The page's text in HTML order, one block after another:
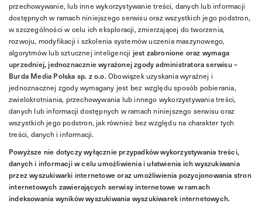
przechowywanie, lub inne wykorzystywanie treści, danych lub informacji
dostępnych w ramach niniejszego serwisu oraz wszystkich jego podstron,
w szczególności w celu ich eksploracji, zmierzającej do tworzenia,
rozwoju, modyfikacji i szkolenia systemów uczenia maszynowego,
algorytmów lub sztucznej inteligencji jest zabronione oraz wymaga
uprzedniej, jednoznacznie wyrażonej zgody administratora serwisu –
Burda Media Polska sp. z o.o.Obowiązek uzyskania wyraźnej i
jednoznacznej zgody wymagany jest bez względu sposób pobierania,
zwielokrotniania, przechowywania lub innego wykorzystywania treści,
danych lub informacji dostępnych w ramach niniejszego serwisu oraz
wszystkich jego podstron, jak również bez względu na charakter tych
treści, danych i informacji.
Powyższe nie dotyczy wyłącznie przypadków wykorzystywania treści,
danych i informacji w celu umożliwienia i ułatwienia ich wyszukiwania
przez wyszukiwarki internetowe oraz umożliwienia pozycjonowania stron
internetowych zawierających serwisy internetowe w ramach
indeksowania wyników wyszukiwania wyszukiwarek internetowych.